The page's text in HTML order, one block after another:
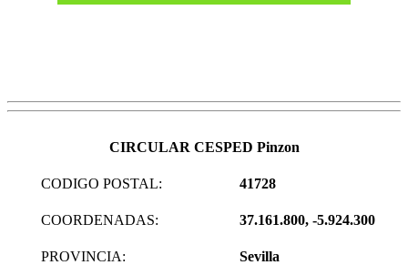
CIRCULAR CESPED Pinzon
CODIGO POSTAL: 41728
COORDENADAS: 37.161.800, -5.924.300
PROVINCIA: Sevilla